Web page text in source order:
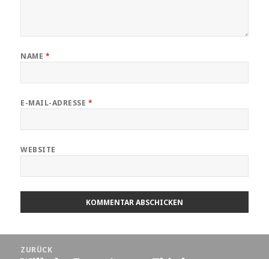
NAME *
E-MAIL-ADRESSE *
WEBSITE
ZURÜCK